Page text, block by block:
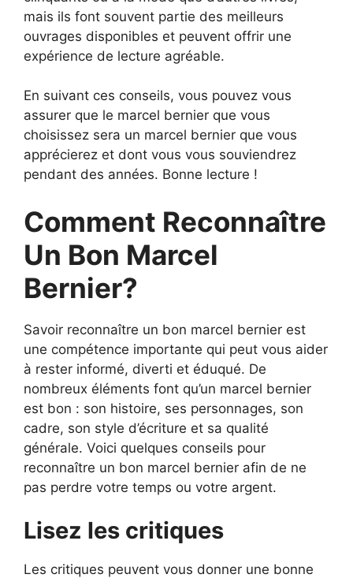
mais ils font souvent partie des meilleurs
ouvrages disponibles et peuvent offrir une
expérience de lecture agréable.
En suivant ces conseils, vous pouvez vous
assurer que le marcel bernier que vous
choisissez sera un marcel bernier que vous
apprécierez et dont vous vous souviendrez
pendant des années. Bonne lecture !
Comment Reconnaître
Un Bon Marcel
Bernier?
Savoir reconnaître un bon marcel bernier est
une compétence importante qui peut vous aider
à rester informé, diverti et éduqué. De
nombreux éléments font qu’un marcel bernier
est bon : son histoire, ses personnages, son
cadre, son style d’écriture et sa qualité
générale. Voici quelques conseils pour
reconnaître un bon marcel bernier afin de ne
pas perdre votre temps ou votre argent.
Lisez les critiques
Les critiques peuvent vous donner une bonne